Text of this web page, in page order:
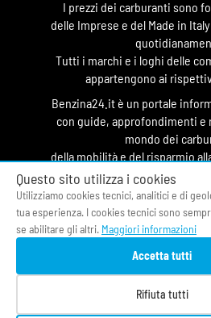
I prezzi dei carburanti sono
delle Imprese e del Made in
Tutti i marchi e i loghi delle
appartengono ai
Benzina24.it è un portale
con guide, approfondimenti e
mondo dei
della mobilità e del risparmio
hanno finalità divulgativa e
testata
© 2026 O&DS
CF & P.IVA
Cookie Policy
Contatti|Fonti|
Prezzi benzina oggi|
Questo sito utilizza i cookies
Utilizziamo cookies tecnici, analitici e di
tua esperienza. I cookies tecnici sono
se abilitare gli altri. Maggiori informazioni
Accetta tutti
Rifiuta tutti